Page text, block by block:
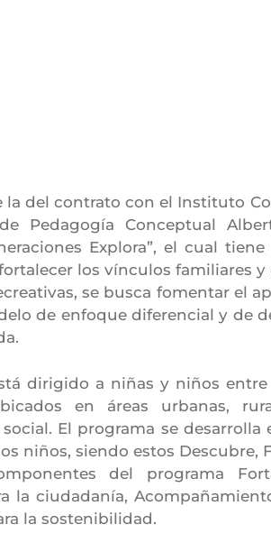
la del contrato con el Instituto
Pedagogía Conceptual
Explora”, el cual
los vínculos familiares
se busca fomentar el
de enfoque diferencial y de
dirigido a niñas y niños
en áreas urbanas,
El programa se
niños, siendo estos Descubre,
del programa
la ciudadanía,
la sostenibilidad.